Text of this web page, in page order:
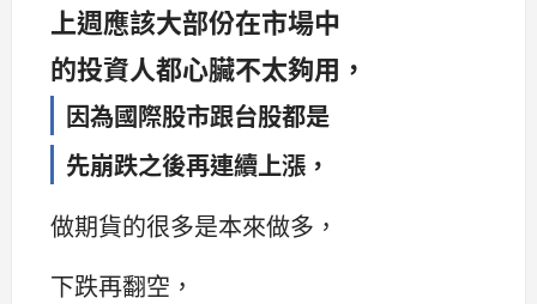
上週應該大部份在市場中
的投資人都心臟不太夠用，
因為國際股市跟台股都是
先崩跌之後再連續上漲，
做期貨的很多是本來做多，
下跌再翻空，